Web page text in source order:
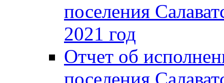
поселения
2021 год
Отчет об